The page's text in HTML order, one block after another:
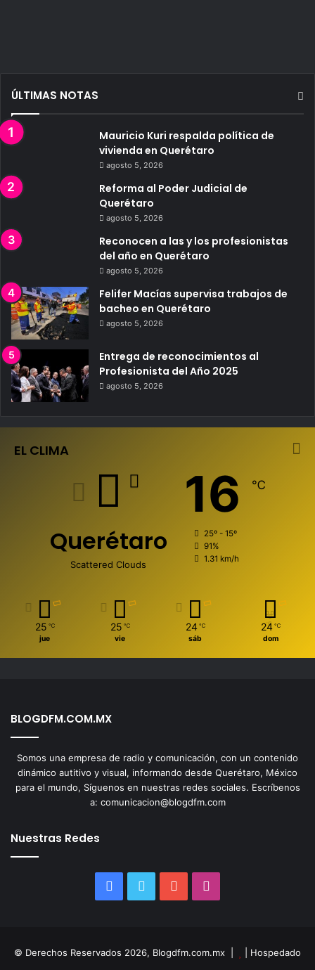
ÚLTIMAS NOTAS
Mauricio Kuri respalda política de
vivienda en Querétaro
agosto 5, 2026
Reforma al Poder Judicial de
Querétaro
agosto 5, 2026
Reconocen a las y los profesionistas
del año en Querétaro
agosto 5, 2026
Felifer Macías supervisa trabajos de
bacheo en Querétaro
agosto 5, 2026
Entrega de reconocimientos al
Profesionista del Año 2025
agosto 5, 2026
EL CLIMA
Querétaro
Scattered Clouds
16 ℃
25º - 15º
91%
1.31 km/h
25 ℃
jue
25 ℃
vie
24 ℃
sáb
24 ℃
dom
BLOGDFM.COM.MX
Somos una empresa de radio y comunicación, con un contenido
dinámico autitivo y visual, informando desde Querétaro, México
para el mundo, Síguenos en nuestras redes sociales. Escríbenos
a: comunicacion@blogdfm.com
Nuestras Redes
Facebook
Twitter YouTube
© Derechos Reservados 2026, Blogdfm.com.mx |
| Hospedado